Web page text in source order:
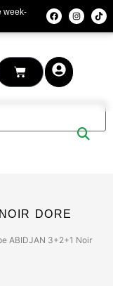
week-
DORE
ABIDJAN 3+2+1 Noir